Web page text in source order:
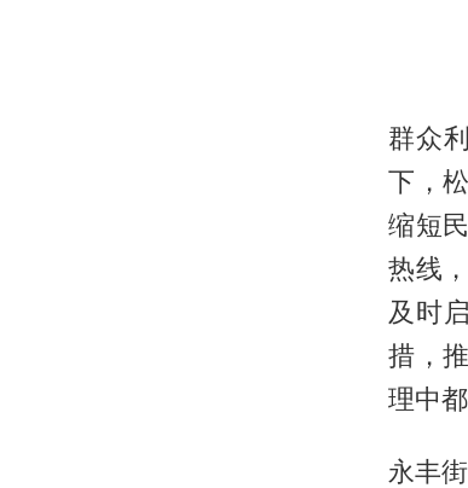
群众
下，
缩短
热线
及时
措，
理中
永丰